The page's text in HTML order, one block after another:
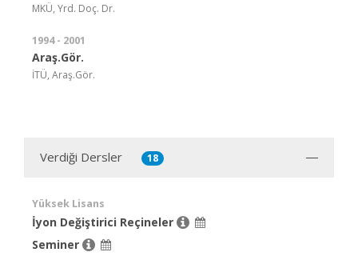
MKÜ, Yrd. Doç. Dr.
1994 - 2001
Araş.Gör.
İTÜ, Araş.Gör.
Verdiği Dersler 18
Yüksek Lisans
İyon Değiştirici Reçineler
Seminer